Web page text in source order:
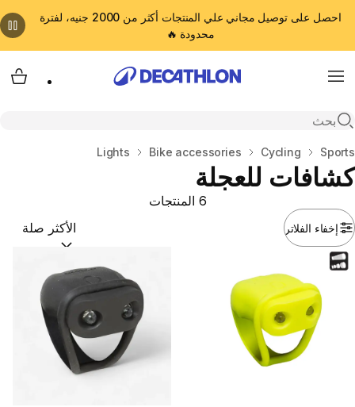
احصل على توصيل مجاني علي المنتجات أكثر من 2000 جنيه، لفترة
محدودة 🔥
Menu
Open search
المنزل
Sports
Cycling
Bike accessories
Lights
كشافات للعجلة
إخفاء الفلاتر
6 المنتجات
ترتيب حسب: